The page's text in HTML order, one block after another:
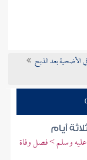
بعد الذبح
أيام
عليه وسلم > فصل وفاة